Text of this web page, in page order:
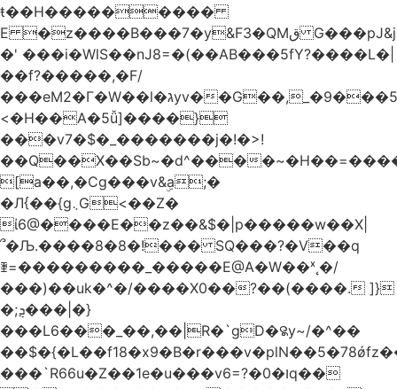
ŧ��H���������
E �z����B���7�y&F3�QMق G���pJ&j�^GN@�ga��)X�R��E@�S
�' ���i�WlS��nJ8=�(��AB���5fY?����L�|
��f?�����,�F/
���eM2�Γ�W��l�גyv��G��,_�9���5`�CirX�lǣ=uz��I�;
<�H��A�5ǚ]����}
���v7�$�_�������j�!�>!
��Q��X��Sb~�d^���
[a��,�Cg���v&ۣa;�
�Л{��{g܆G<��Z�
ί6@����E��z��&$�|p�����w��X|
՞�Љ.����8�8�!��� SQ���?�V��q
ꄿ=���������_�����E@A�W��ˣ˛�/
���)��uk�^�/����X0��?��(����. ]}
�;ܯ���|�}
���L6���_��,��|R�`gD�꯲y~/�^��
��$�{�L��f18�x9�B�r���v�plN��5�78ǿfz
���`R66u�Z� �1e�u���v6=?�0�וq��